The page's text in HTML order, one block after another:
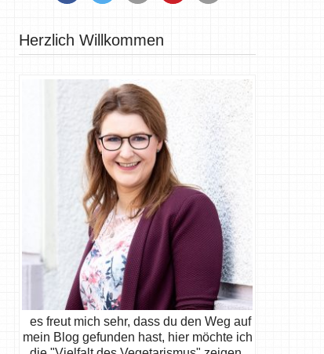
Herzlich Willkommen
es freut mich sehr, dass du den Weg auf
mein Blog gefunden hast, hier möchte ich